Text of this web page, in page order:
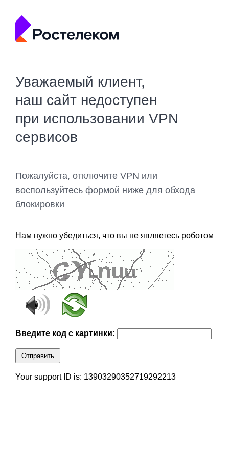
Уважаемый клиент,
наш сайт недоступен
при использовании VPN
сервисов
Пожалуйста, отключите VPN или
воспользуйтесь формой ниже для обхода
блокировки
Нам нужно убедиться, что вы не являетесь роботом
Введите код с картинки:
Отправить
Your support ID is: 13903290352719292213